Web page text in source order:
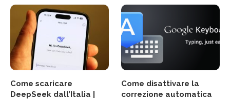
Come scaricare
DeepSeek dall’Italia |
Come disattivare la
correzione automatica